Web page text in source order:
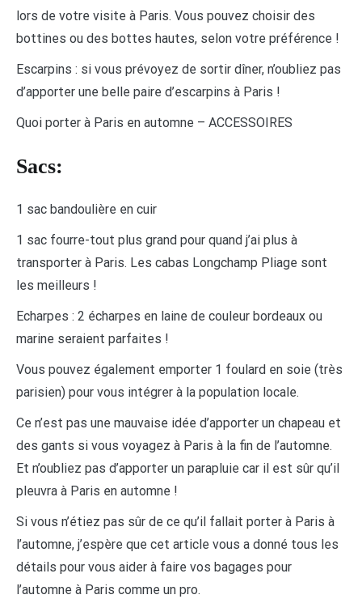
lors de votre visite à Paris. Vous pouvez choisir des
bottines ou des bottes hautes, selon votre préférence !
Escarpins : si vous prévoyez de sortir dîner, n’oubliez pas
d’apporter une belle paire d’escarpins à Paris !
Quoi porter à Paris en automne – ACCESSOIRES
Sacs:
1 sac bandoulière en cuir
1 sac fourre-tout plus grand pour quand j’ai plus à
transporter à Paris. Les cabas Longchamp Pliage sont
les meilleurs !
Echarpes : 2 écharpes en laine de couleur bordeaux ou
marine seraient parfaites !
Vous pouvez également emporter 1 foulard en soie (très
parisien) pour vous intégrer à la population locale.
Ce n’est pas une mauvaise idée d’apporter un chapeau et
des gants si vous voyagez à Paris à la fin de l’automne.
Et n’oubliez pas d’apporter un parapluie car il est sûr qu’il
pleuvra à Paris en automne !
Si vous n’étiez pas sûr de ce qu’il fallait porter à Paris à
l’automne, j’espère que cet article vous a donné tous les
détails pour vous aider à faire vos bagages pour
l’automne à Paris comme un pro.